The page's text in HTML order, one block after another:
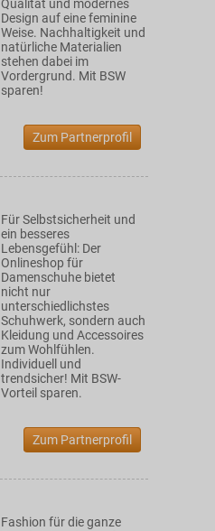
Qualität und modernes
Design auf eine feminine
Weise. Nachhaltigkeit und
natürliche Materialien
stehen dabei im
Vordergrund. Mit BSW
sparen!
Zum Partnerprofil
Für Selbstsicherheit und
ein besseres
Lebensgefühl: Der
Onlineshop für
Damenschuhe bietet
nicht nur
unterschiedlichstes
Schuhwerk, sondern auch
Kleidung und Accessoires
zum Wohlfühlen.
Individuell und
trendsicher! Mit BSW-
Vorteil sparen.
Zum Partnerprofil
Fashion für die ganze